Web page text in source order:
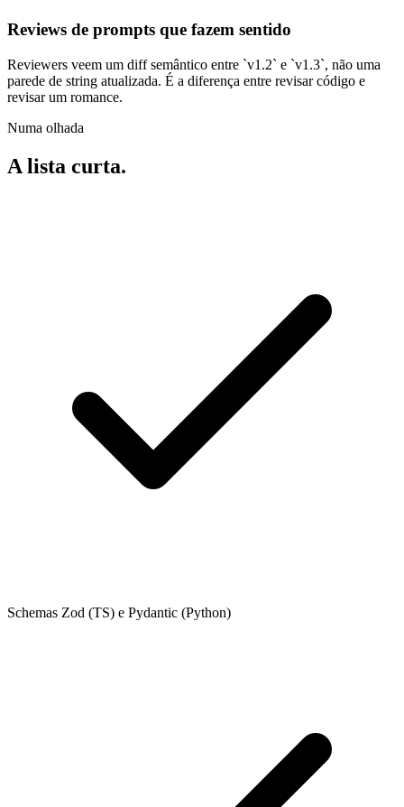
Reviews de prompts que fazem sentido
Reviewers veem um diff semântico entre `v1.2` e `v1.3`, não uma
parede de string atualizada. É a diferença entre revisar código e
revisar um romance.
Numa olhada
A lista curta.
Schemas Zod (TS) e Pydantic (Python)